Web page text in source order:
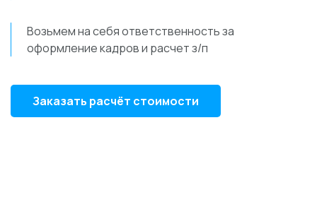
Возьмем на себя ответственность за
оформление кадров и расчет з/п
Заказать расчёт стоимости